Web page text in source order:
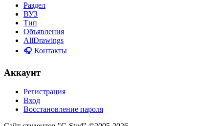
Раздел
ВУЗ
Тип
Объявления
AllDrawings
🎧 Контакты
Аккаунт
Регистрация
Вход
Восстановление пароля